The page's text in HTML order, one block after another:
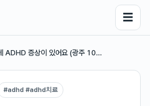
☰
ADHD 증상이 있어요 (광주 10…
#adhd #adhd치료